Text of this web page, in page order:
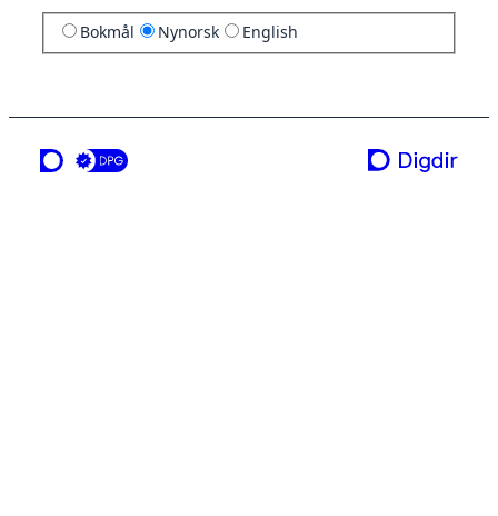
Bokmål Nynorsk English